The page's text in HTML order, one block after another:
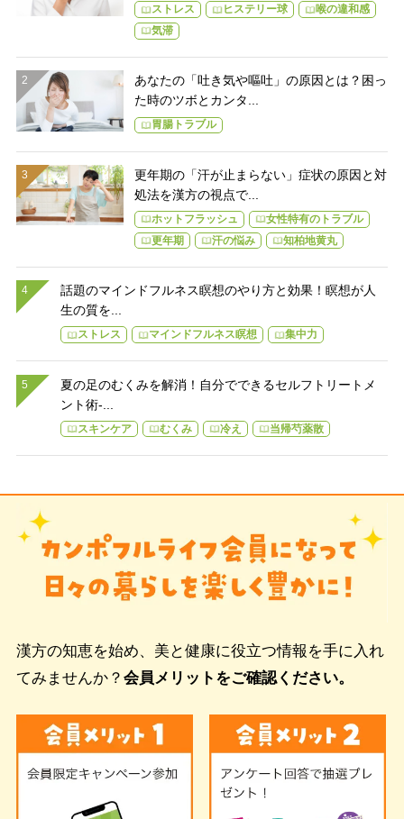
ストレス ヒステリー球
喉の違和感
気滞
あなたの「吐き気や嘔吐」の原因とは？困っ
た時のツボとカンタ...
胃腸トラブル
更年期の「汗が止まらない」症状の原因と対
処法を漢方の視点で...
ホットフラッシュ
女性特有のトラブル
更年期
汗の悩み 知柏地黄丸
話題のマインドフルネス瞑想のやり方と効果！瞑想が人
生の質を...
ストレス マインドフルネス瞑想 集中力
夏の足のむくみを解消！自分でできるセルフトリートメ
ント術-...
スキンケア むくみ 冷え 当帰芍薬散
漢方の知恵を始め、美と健康に役立つ情報を手に入れ
てみませんか？ 会員メリットをご確認ください。